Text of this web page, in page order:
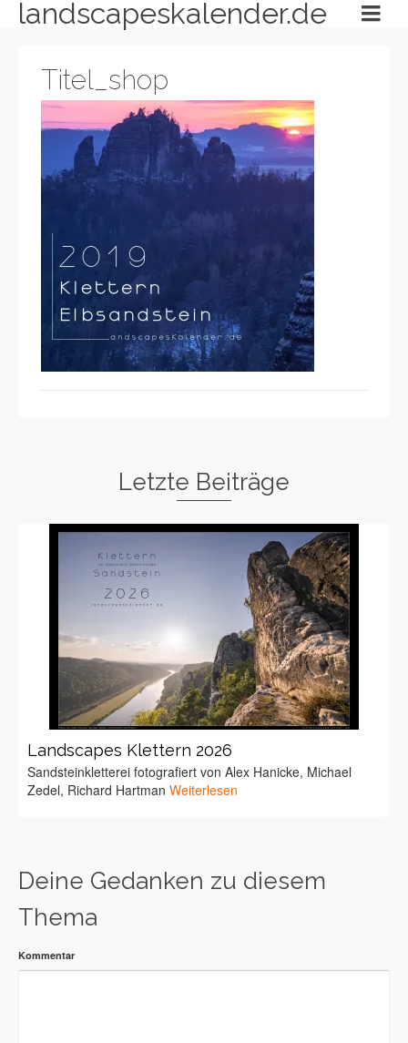
landscapeskalender.de
Titel_shop
Letzte Beiträge
Landscapes Klettern 2026
Sandsteinkletterei fotografiert von Alex Hanicke, Michael
Zedel, Richard Hartman Weiterlesen
Deine Gedanken zu diesem
Thema
Kommentar